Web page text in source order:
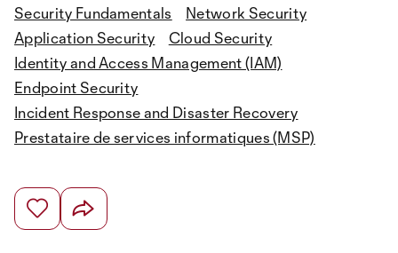
Security Fundamentals
Network Security
Application Security
Cloud Security
Identity and Access Management (IAM)
Endpoint Security
Incident Response and Disaster Recovery
Prestataire de services informatiques (MSP)